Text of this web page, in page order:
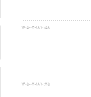
۱۴۰۵-۰۳-۱۸ ۱۰:۵۸
۱۴۰۵-۰۳-۱۸ ۱۰:۳۵